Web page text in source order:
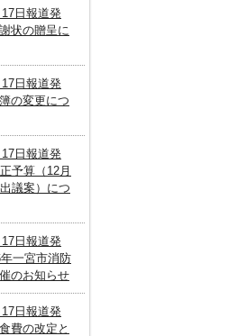
日報道発
状の贈呈に
日報道発
の変更につ
日報道発
予算（12月
議案）につ
日報道発
一宮市消防
のお知らせ
日報道発
費の改定と